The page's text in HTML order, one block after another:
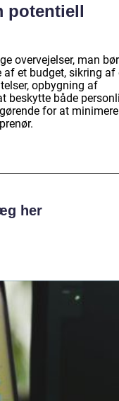
potentiell
overvejelser, man bør
af et budget, sikring af
opbygning af
beskytte både
for at minimere
her